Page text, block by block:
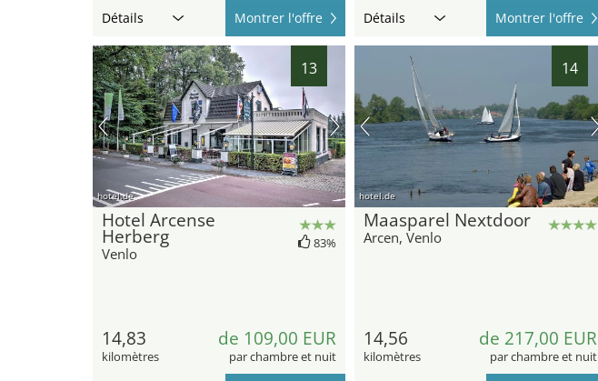
Détails Montrer l'offre Détails Montrer l'offre
13
hotel.de
Hotel Arcense
Herberg
Venlo
83%
14,83
kilomètres
de 109,00 EUR
par chambre et nuit
14
hotel.de
Maasparel Nextdoor
Arcen, Venlo
14,56
kilomètres
de 217,00 EUR
par chambre et nuit